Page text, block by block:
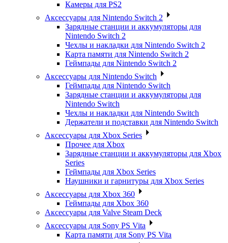
Камеры для PS2
Аксессуары для Nintendo Switch 2
Зарядные станции и аккумуляторы для
Nintendo Switch 2
Чехлы и накладки для Nintendo Switch 2
Карта памяти для Nintendo Switch 2
Геймпады для Nintendo Switch 2
Аксессуары для Nintendo Switch
Геймпады для Nintendo Switch
Зарядные станции и аккумуляторы для
Nintendo Switch
Чехлы и накладки для Nintendo Switch
Держатели и подставки для Nintendo Switch
Аксессуары для Xbox Series
Прочее для Xbox
Зарядные станции и аккумуляторы для Xbox
Series
Геймпады для Xbox Series
Наушники и гарнитуры для Xbox Series
Аксессуары для Xbox 360
Геймпады для Xbox 360
Аксессуары для Valve Steam Deck
Аксессуары для Sony PS Vita
Карта памяти для Sony PS Vita